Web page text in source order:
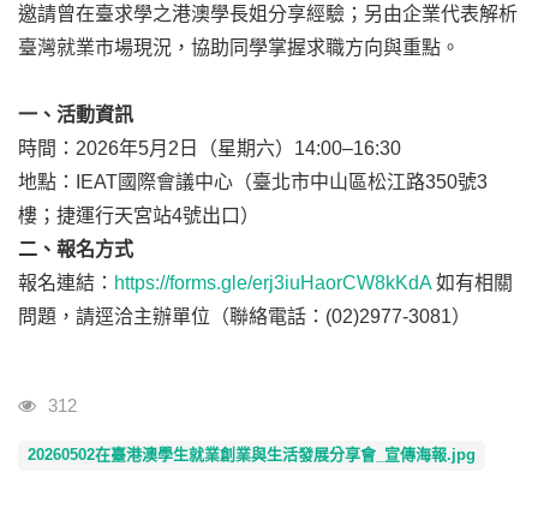
邀請曾在臺求學之港澳學長姐分享經驗；另由企業代表解析
臺灣就業市場現況，協助同學掌握求職方向與重點。
一、活動資訊
時間：2026年5月2日（星期六）14:00–16:30
地點：IEAT國際會議中心（臺北市中山區松江路350號3
樓；捷運行天宮站4號出口）
二、報名方式
報名連結： https://forms.gle/erj3iuHaorCW8kKdA如有相關
問題，請逕洽主辦單位（聯絡電話：(02)2977-3081）
瀏覽人次
312
20260502在臺港澳學生就業創業與生活發展分享會_宣傳海報.jpg